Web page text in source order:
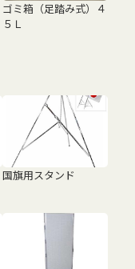
ゴミ箱（足踏み式）４
５Ｌ
国旗用スタンド